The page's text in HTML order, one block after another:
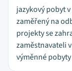
jazykový pobyt
zaměřený na
projekty se
zaměstnavateli
výměnné pobyty